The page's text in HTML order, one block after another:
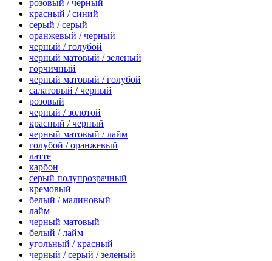
розовый / черный
красный / синий
серый / серый
оранжевый / черный
черный / голубой
черный матовый / зеленый
горчичный
черный матовый / голубой
салатовый / черный
розовый
черный / золотой
красный / черный
черный матовый / лайм
голубой / оранжевый
латте
карбон
серый полупрозрачный
кремовый
белый / малиновый
лайм
черный матовый
белый / лайм
угольный / красный
черный / серый / зеленый